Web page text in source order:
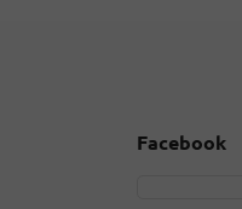
Facebook